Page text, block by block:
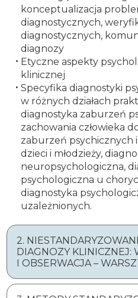
konceptualizacja
diagnostycznych,
diagnostycznych,
diagnozy
Etyczne aspekty
klinicznej
Specyfika diagnostyki
w różnych działach
diagnostyka zaburzeń
zachowania człowieka
zaburzeń psychicznych
dzieci i młodzieży,
neuropsychologiczna,
psychologiczna u
diagnostyka
uzależnionych.
2.
DIAGNOZY KLINICZNEJ:
I OBSERWACJA –